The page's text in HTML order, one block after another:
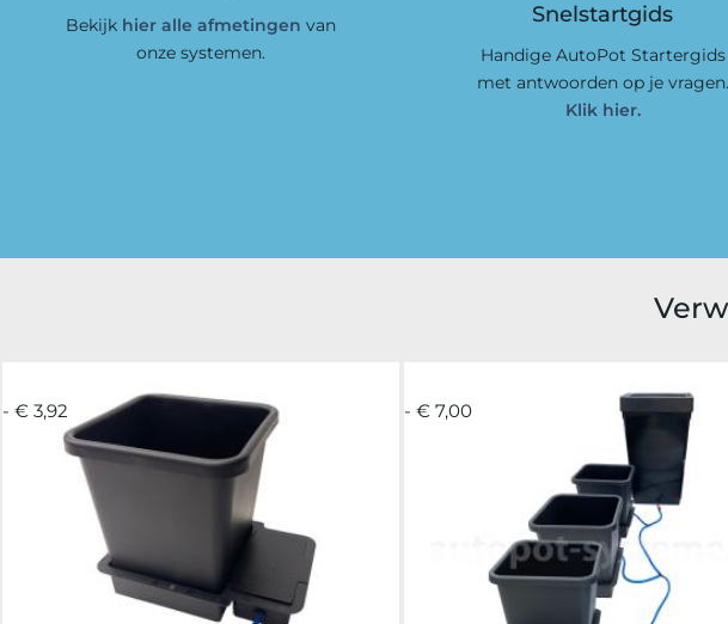
Bekijk hier alle afmetingen van
onze systemen.
Snelstartgids
Handige AutoPot Startergids
met antwoorden op je vragen.
Klik hier.
- € 3,92 - € 7,00